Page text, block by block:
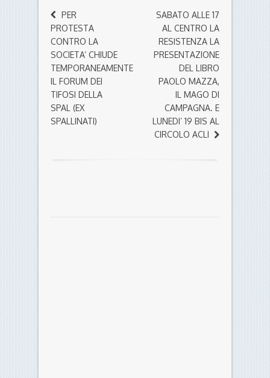
PER
PROTESTA
CONTRO LA
SOCIETA’ CHIUDE
TEMPORANEAMENTE
IL FORUM DEI
TIFOSI DELLA
SPAL (EX
SPALLINATI)
SABATO ALLE 17
AL CENTRO LA
RESISTENZA LA
PRESENTAZIONE
DEL LIBRO
PAOLO MAZZA,
IL MAGO DI
CAMPAGNA. E
LUNEDI’ 19 BIS AL
CIRCOLO ACLI